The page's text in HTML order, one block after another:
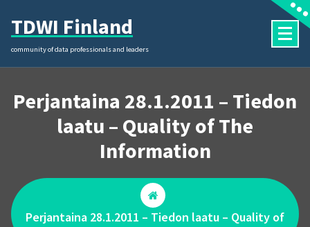
content
TDWI Finland
community of data professionals and leaders
Perjantaina 28.1.2011 – Tiedon
laatu – Quality of The
Information
Perjantaina 28.1.2011 – Tiedon laatu – Quality of